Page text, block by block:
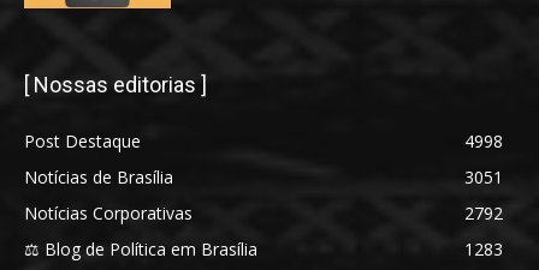
[ Nossas editorias ]
Post Destaque
4998
Notícias de Brasília
3051
Notícias Corporativas
2792
⚖️ Blog de Política em Brasília
1283